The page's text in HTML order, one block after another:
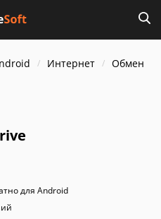
Интернет
Обмен
для Android